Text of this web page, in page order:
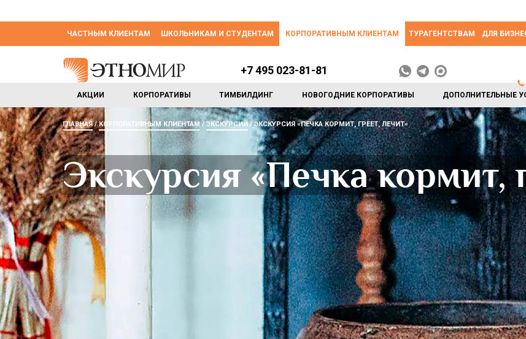
ЧАСТНЫМ КЛИЕНТАМ ШКОЛЬНИКАМ И СТУДЕНТАМ КОРПОРАТИВНЫМ КЛИЕНТАМ ТУРАГЕНТСТВАМ ДЛЯ
АКЦИИ КОРПОРАТИВЫ ТИМБИЛДИНГ НОВОГОДНИЕ КОРПОРАТИВЫ ДОПОЛНИТЕЛЬНЫЕ
+7 495 023-81-81
ГЛАВНАЯ КОРПОРАТИВНЫМ КЛИЕНТАМ ЭКСКУРСИИ ЭКСКУРСИЯ «ПЕЧКА КОРМИТ, ГРЕЕТ, ЛЕЧИТ»
Экскурсия «Печка кормит,